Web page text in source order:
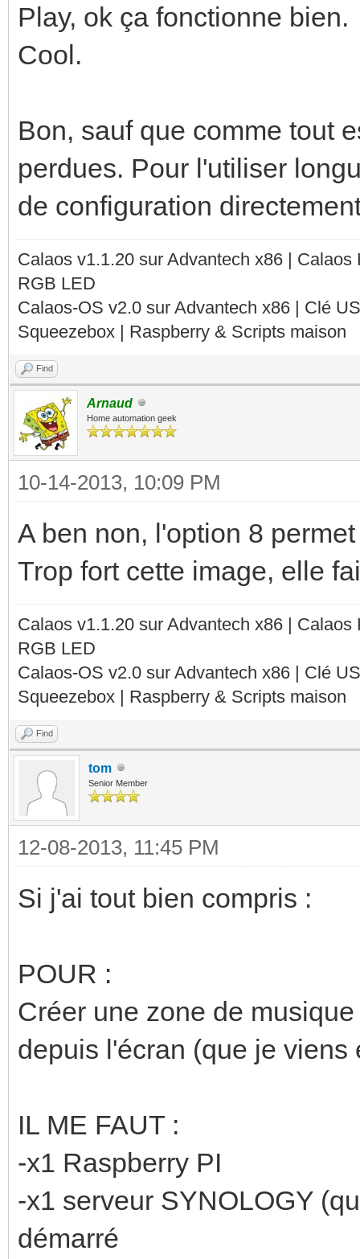
Play, ok ça fonctionne bien.
Cool.
Bon, sauf que comme tout
perdues. Pour l'utiliser
de configuration
Calaos v1.1.20 sur Advantech x86 |
RGB LED
Calaos-OS v2.0 sur Advantech x86 | Clé
Squeezebox | Raspberry & Scripts maison
Find
Arnaud
Home automation geek
10-14-2013, 10:09 PM
A ben non, l'option 8
Trop fort cette image, elle
Calaos v1.1.20 sur Advantech x86 |
RGB LED
Calaos-OS v2.0 sur Advantech x86 | Clé
Squeezebox | Raspberry & Scripts maison
Find
tom
Senior Member
12-08-2013, 11:45 PM
Si j'ai tout bien compris :
POUR :
Créer une zone de
depuis l'écran (que je
IL ME FAUT :
-x1 Raspberry PI
-x1 serveur SYNOLOGY
démarré